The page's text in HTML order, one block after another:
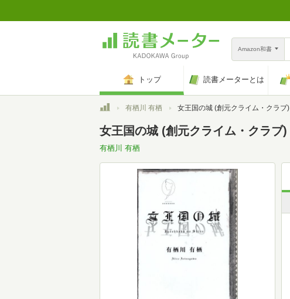
Amazon和書
トップ 読書メーターとは
トップ有栖川 有栖 女王国の城 (創元クライム・クラブ)
女王国の城 (創元クライム・クラブ)
有栖川 有栖